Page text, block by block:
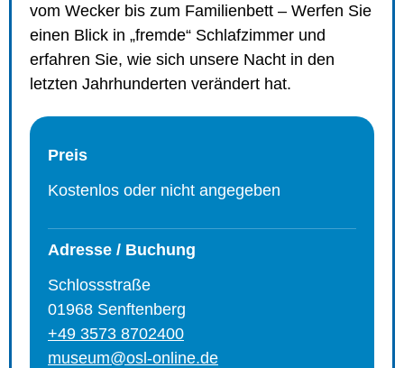
vom Wecker bis zum Familienbett – Werfen Sie
einen Blick in „fremde“ Schlafzimmer und
erfahren Sie, wie sich unsere Nacht in den
letzten Jahrhunderten verändert hat.
Preis
Kostenlos oder nicht angegeben
Adresse / Buchung
Schlossstraße
01968 Senftenberg
+49 3573 8702400
museum@osl-online.de